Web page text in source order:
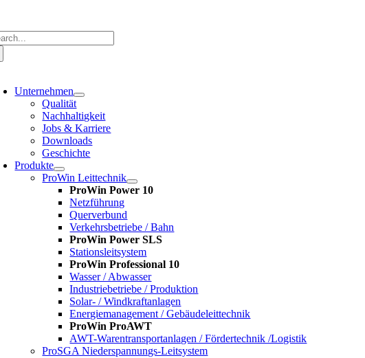
springen
Unternehmen
Qualität
Nachhaltigkeit
Jobs & Karriere
Downloads
Geschichte
Produkte
ProWin Leittechnik
ProWin Power 10
Netzführung
Querverbund
Verkehrsbetriebe / Bahn
ProWin Power SLS
Stationsleitsystem
ProWin Professional 10
Wasser / Abwasser
Industriebetriebe / Produktion
Solar- / Windkraftanlagen
Energiemanagement / Gebäudeleittechnik
ProWin ProAWT
AWT-Warentransportanlagen / Fördertechnik /Logistik
ProSGA Niederspannungs-Leitsystem